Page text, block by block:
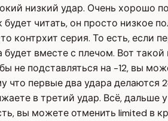
низкий удар. Очень хорошо
читать, он просто низкое
контрхит серия. То есть, если
вместе с плечом. Вот
не подставляться на -12, вы
что первые два удара
в третий удар. Всё, дальше
вы можете отменить limited в